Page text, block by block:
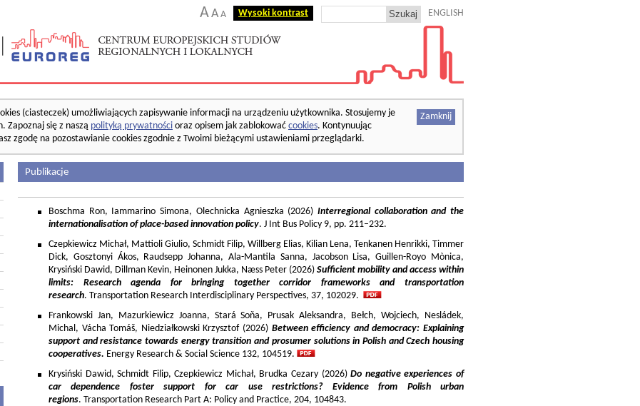
AA A Wysoki kontrast ENGLISH
Zamknij
(ciasteczek) umożliwiających zapisywanie informacji na urządzeniu użytkownika. Stosujemy je
Zapoznaj się z naszą polityką prywatności oraz opisem jak zablokować cookies. Kontynuując
zgodę na pozostawianie cookies zgodnie z Twoimi bieżącymi ustawieniami przeglądarki.
Publikacje
Boschma Ron, Iammarino Simona, Olechnicka Agnieszka (2026) Interregional collaboration and the
internationalisation of place-based innovation policy. J Int Bus Policy 9, pp. 211–232.
Czepkiewicz Michał, Mattioli Giulio, Schmidt Filip, Willberg Elias, Kilian Lena, Tenkanen Henrikki, Timmer
Dick, Gosztonyi Ákos, Raudsepp Johanna, Ala-Mantila Sanna, Jacobson Lisa, Guillen-Royo Mònica,
Krysiński Dawid, Dillman Kevin, Heinonen Jukka, Næss Peter (2026) Sufficient mobility and access within
limits: Research agenda for bringing together corridor frameworks and transportation
research. Transportation Research Interdisciplinary Perspectives, 37, 102029.
Frankowski Jan, Mazurkiewicz Joanna, Stará Soňa, Prusak Aleksandra, Bełch, Wojciech, Nesládek,
Michal, Vácha Tomáš, Niedziałkowski Krzysztof (2026) Between efficiency and democracy: Explaining
support and resistance towards energy transition and prosumer solutions in Polish and Czech housing
cooperatives. Energy Research & Social Science 132, 104519.
Krysiński Dawid, Schmidt Filip, Czepkiewicz Michał, Brudka Cezary (2026)Do negative experiences of
car dependence foster support for car use restrictions? Evidence from Polish urban
regions. Transportation Research Part A: Policy and Practice, 204, 104843.